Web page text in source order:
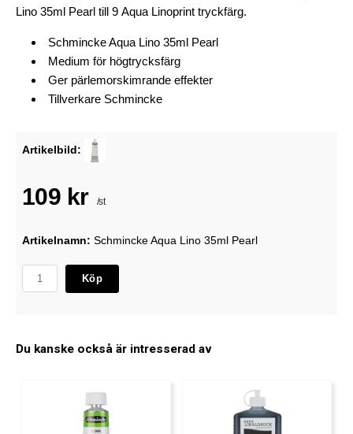
Lino 35ml Pearl till 9 Aqua Linoprint tryckfärg.
Schmincke Aqua Lino 35ml Pearl
Medium för högtrycksfärg
Ger pärlemorskimrande effekter
Tillverkare Schmincke
Artikelbild:
109 kr /st
Artikelnamn: Schmincke Aqua Lino 35ml Pearl
Köp
Du kanske också är intresserad av